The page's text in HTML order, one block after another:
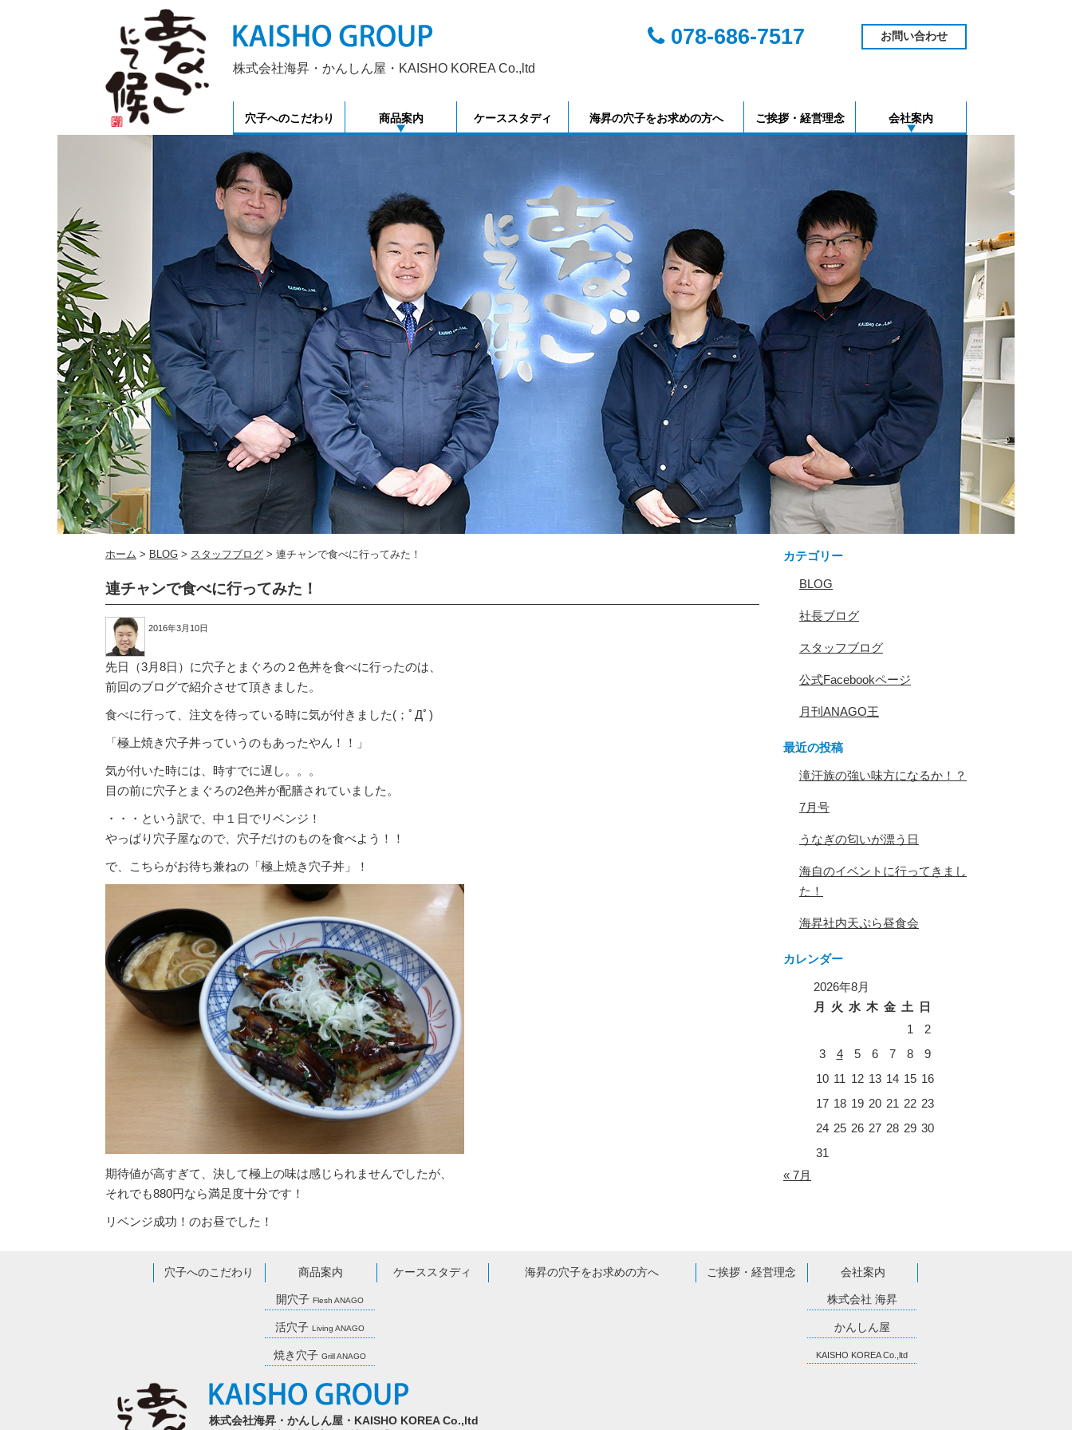
株式会社海昇・かんしん屋・KAISHO KOREA Co.,ltd
078-686-7517 お問い合わせ
穴子へのこだわり 商品案内 ケーススタディ 海昇の穴子をお求めの方へ ご挨拶・経営理念 会社案内
ホーム > BLOG > スタッフブログ > 連チャンで食べに行ってみた！
連チャンで食べに行ってみた！
2016年3月10日
先日（3月8日）に穴子とまぐろの２色丼を食べに行ったのは、
前回のブログで紹介させて頂きました。
食べに行って、注文を待っている時に気が付きました(；ﾟДﾟ)
「極上焼き穴子丼っていうのもあったやん！！」
気が付いた時には、時すでに遅し。。。
目の前に穴子とまぐろの2色丼が配膳されていました。
・・・という訳で、中１日でリベンジ！
やっぱり穴子屋なので、穴子だけのものを食べよう！！
で、こちらがお待ち兼ねの「極上焼き穴子丼」！
期待値が高すぎて、決して極上の味は感じられませんでしたが、
それでも880円なら満足度十分です！
リベンジ成功！のお昼でした！
カテゴリー
BLOG
社長ブログ
スタッフブログ
公式Facebookページ
月刊ANAGO王
最近の投稿
滝汗族の強い味方になるか！？
7月号
うなぎの匂いが漂う日
海自のイベントに行ってきまし
た！
海昇社内天ぷら昼食会
カレンダー
2026年8月
月
火 水 木 金 土
日
1
2
3
4 5 6 7 8
9
10 11 12 13 14 15 16
17 18 19 20 21 22 23
24 25 26 27 28 29 30
31
« 7月
穴子へのこだわり 商品案内
開穴子 Flesh ANAGO
活穴子 Living ANAGO
焼き穴子 Grill ANAGO
ケーススタディ 海昇の穴子をお求めの方へ ご挨拶・経営理念 会社案内
株式会社 海昇
かんしん屋
KAISHO KOREA Co.,ltd
株式会社海昇・かんしん屋・KAISHO KOREA Co.,ltd